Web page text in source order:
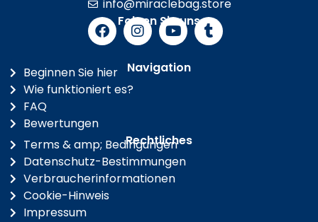
info@miraclebag.store
Folgen Sie uns
Navigation
Beginnen Sie hier
Wie funktioniert es?
FAQ
Bewertungen
Rechtliches
Terms & amp; Bedingungen
Datenschutz-Bestimmungen
Verbraucherinformationen
Cookie-Hinweis
Impressum